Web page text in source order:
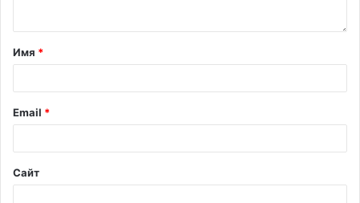
Имя *
Email *
Сайт